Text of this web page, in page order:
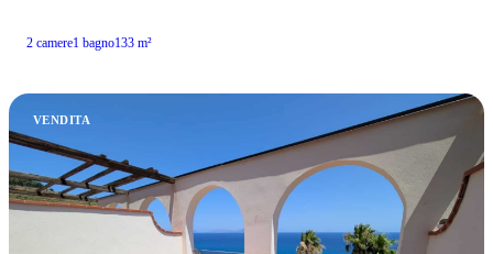
2 camere1 bagno133 m²
VENDITA